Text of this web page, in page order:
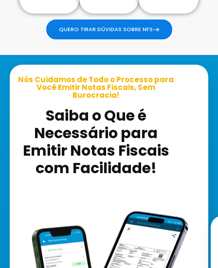
QUERO TIRAR DÚVIDAS SOBRE NFS-e
Nós Cuidamos de Todo o Processo para
Você Emitir Notas Fiscais, Sem
Burocracia!
Saiba o Que é
Necessário para
Emitir Notas Fiscais
com Facilidade!